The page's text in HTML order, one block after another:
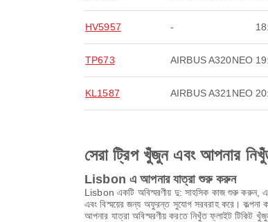
HV5957 -
TP673 AIRBUS A320NEO
KL1587 AIRBUS A321NEO
সেরা ট্রিপ খুঁজুন এবং আপনার
Lisbon এ আপনার যাত্রা শুরু করুন
Lisbon একটি অবিস্মরণীয় দু: সাহসিক কাজ শুরু করুন,
এবং বিস্ময়ের জন্য অফুরন্ত সুযোগ সরবরাহ করে। কল্পনা
আপনার যাত্রা অবিস্মরণীয় করতে নিখুঁত ফ্লাইট টিকিট